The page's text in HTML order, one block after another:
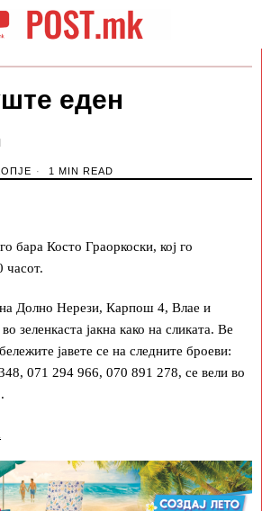
еден
1 MIN READ
бара Косто Граоркоски, кој го
часот.
Долно Нерези, Карпош 4, Влае и
зеленкаста јакна како на сликата. Ве
јавете се на следните броеви:
071 294 966, 070 891 278, се вели во